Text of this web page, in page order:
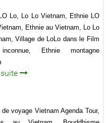
Lo, Lo Lo Vietnam, Ethnie LO
Ethnie au Vietnam, Lo Lo
Village de LoLo dans le Film
Ethnie montagne
voyage Vietnam Agenda Tour,